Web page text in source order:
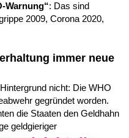
Warnung“: Das sind
2009, Corona 2020,
immer neue
nicht: Die WHO
gegründet worden.
die Staaten den Geldhahn
geldgieriger